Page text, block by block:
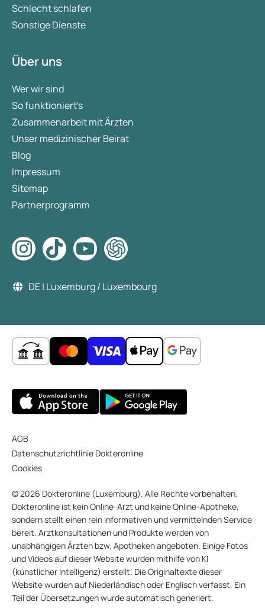
Schlecht schlafen
Sonstige Dienste
Über uns
Wer wir sind
So funktioniert's
Zusammenarbeit mit Ärzten
Unser medizinischer Beirat
Blog
Impressum
Sitemap
Partnerprogramm
DE | Luxemburg / Luxembourg
AGB
Datenschutzrichtlinie Dokteronline
Cookies
© 2026 Dokteronline (Luxemburg). Alle Rechte vorbehalten.
Dokteronline ist kein Online-Arzt und keine Online-Apotheke,
sondern stellt einen rein informativen und vermittelnden Service
bereit. Arztkonsultationen und Produkte werden von
unabhängigen Ärzten bzw. Apotheken angeboten. Einige Fotos
und Videos auf dieser Website wurden mithilfe von KI
(künstlicher Intelligenz) erstellt. Die Originaltexte dieser
Website wurden auf Niederländisch oder Englisch verfasst. Ein
Teil der Übersetzungen wurde automatisch generiert.